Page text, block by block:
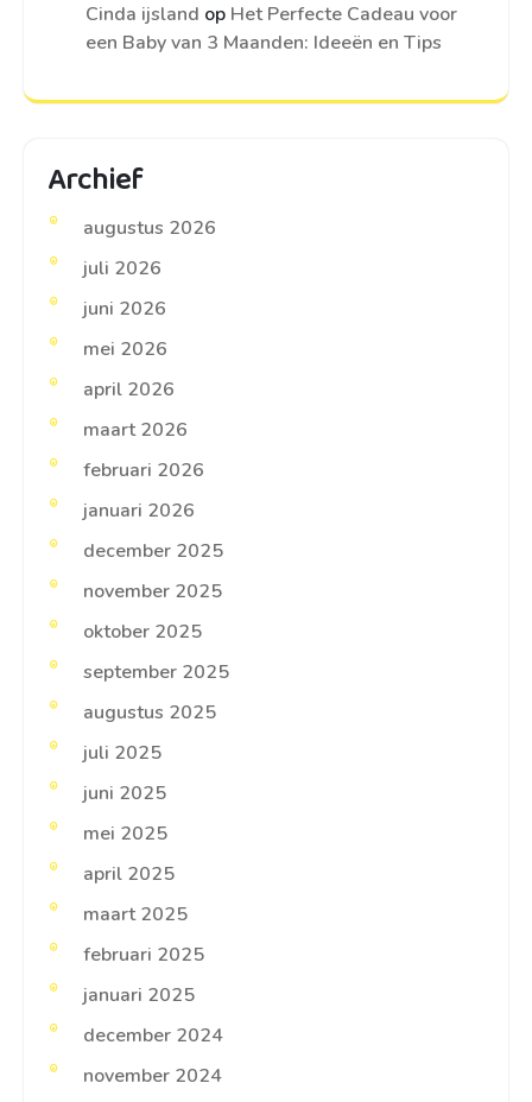
Cinda ijsland op Het Perfecte Cadeau voor
een Baby van 3 Maanden: Ideeën en Tips
Archief
augustus 2026
juli 2026
juni 2026
mei 2026
april 2026
maart 2026
februari 2026
januari 2026
december 2025
november 2025
oktober 2025
september 2025
augustus 2025
juli 2025
juni 2025
mei 2025
april 2025
maart 2025
februari 2025
januari 2025
december 2024
november 2024